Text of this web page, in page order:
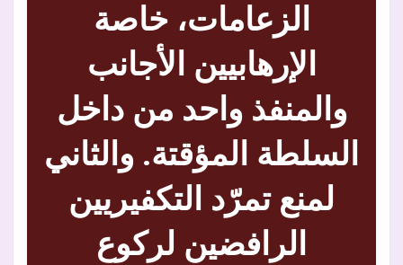
الزعامات، خاصة
الإرهابيين الأجانب
والمنفذ واحد من داخل
السلطة المؤقتة. والثاني
لمنع تمرّد التكفيريين
الرافضين لركوع